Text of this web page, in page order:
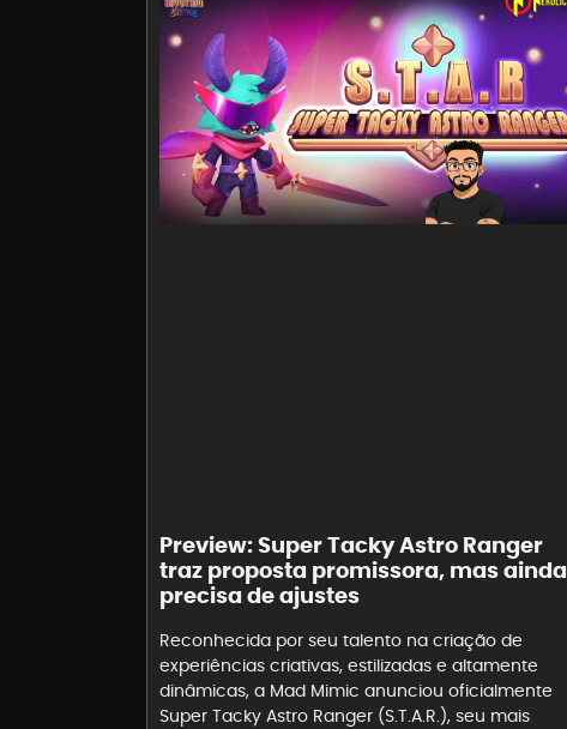
Preview: Super Tacky Astro Ranger
traz proposta promissora, mas ainda
precisa de ajustes
Reconhecida por seu talento na criação de
experiências criativas, estilizadas e altamente
dinâmicas, a Mad Mimic anunciou oficialmente
Super Tacky Astro Ranger (S.T.A.R.), seu mais